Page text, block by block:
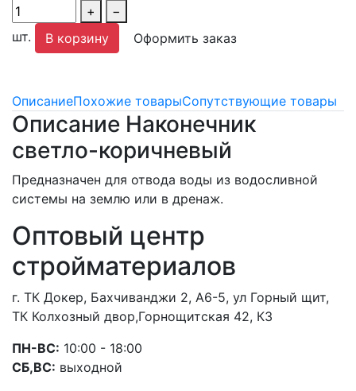
+
−
шт.
В корзину Оформить заказ
ОписаниеПохожие товарыСопутствующие товары
Описание Наконечник
светло-коричневый
Предназначен для отвода воды из водосливной
системы на землю или в дренаж.
Оптовый центр
стройматериалов
г. ТК Докер, Бахчиванджи 2, А6-5, ул Горный щит,
ТК Колхозный двор,Горнощитская 42, К3
ПН-ВС: 10:00 - 18:00
СБ,ВС: выходной